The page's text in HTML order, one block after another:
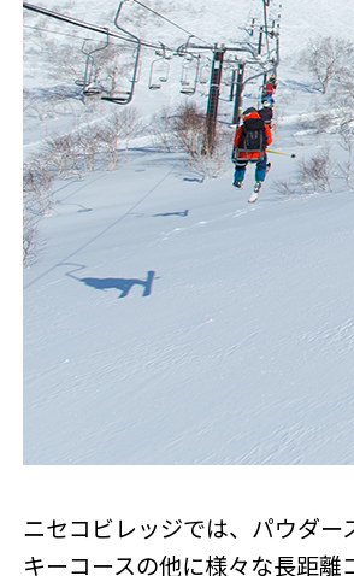
ニセコビレッジでは、パウダー
キーコースの他に様々な長距離